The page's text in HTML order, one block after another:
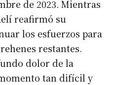
de 2023. Mientras
reafirmó su
los esfuerzos para
restantes.
dolor de la
tan difícil y